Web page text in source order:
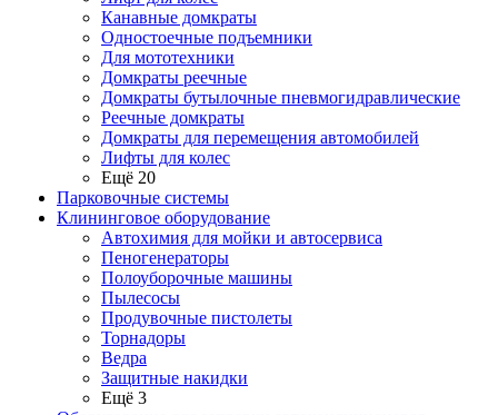
Канавные домкраты
Одностоечные подъемники
Для мототехники
Домкраты реечные
Домкраты бутылочные пневмогидравлические
Реечные домкраты
Домкраты для перемещения автомобилей
Лифты для колес
Ещё 20
Парковочные системы
Клининговое оборудование
Автохимия для мойки и автосервиса
Пеногенераторы
Полоуборочные машины
Пылесосы
Продувочные пистолеты
Торнадоры
Ведра
Защитные накидки
Ещё 3